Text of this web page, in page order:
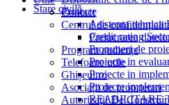
Stare civilă
Proiecte
Asistenta tehnica
Credit rating
Propuneri de
Proiecte in
Proiecte in
Proiecte
REABILITARE
Contact
Centrul de
Prelucrarea
Program audiențe
Telefoane utile
Ghișeul.ro
Asociații de proprietari
Autorizații De